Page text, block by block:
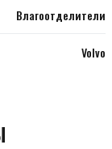
Влагоотделители
Volvo